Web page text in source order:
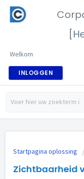
Welkom
INLOGGEN
Startpagina oplossing
Zichtbaarheid